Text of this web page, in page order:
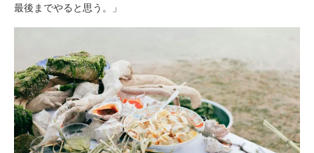
最後までやると思う。」